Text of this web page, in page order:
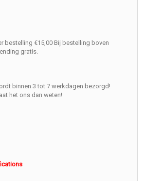
bestelling €15,00 Bij bestelling boven
gratis.
binnen 3 tot 7 werkdagen bezorgd!
het ons dan weten!